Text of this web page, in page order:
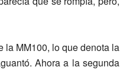
la MM100, lo que denota la
Ahora a la segunda